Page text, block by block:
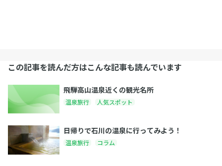
この記事を読んだ方はこんな記事も読んでいます
飛騨高山温泉近くの観光名所
温泉旅行 人気スポット
日帰りで石川の温泉に行ってみよう！
温泉旅行 コラム